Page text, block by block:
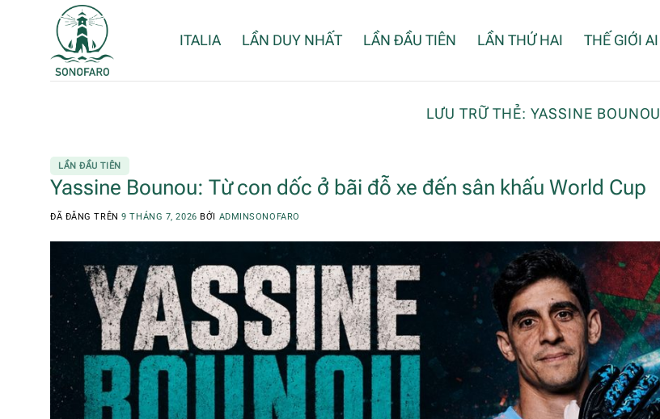
ITALIA LẦN DUY NHẤT LẦN ĐẦU TIÊN LẦN THỨ HAI THẾ GIỚI AI
LƯU TRỮ THẺ: YASSINE BOUNOU
LẦN ĐẦU TIÊN
Yassine Bounou: Từ con dốc ở bãi đỗ xe đến sân khấu World Cup
ĐÃ ĐĂNG TRÊN9 THÁNG 7, 2026 BỞI ADMINSONOFARO